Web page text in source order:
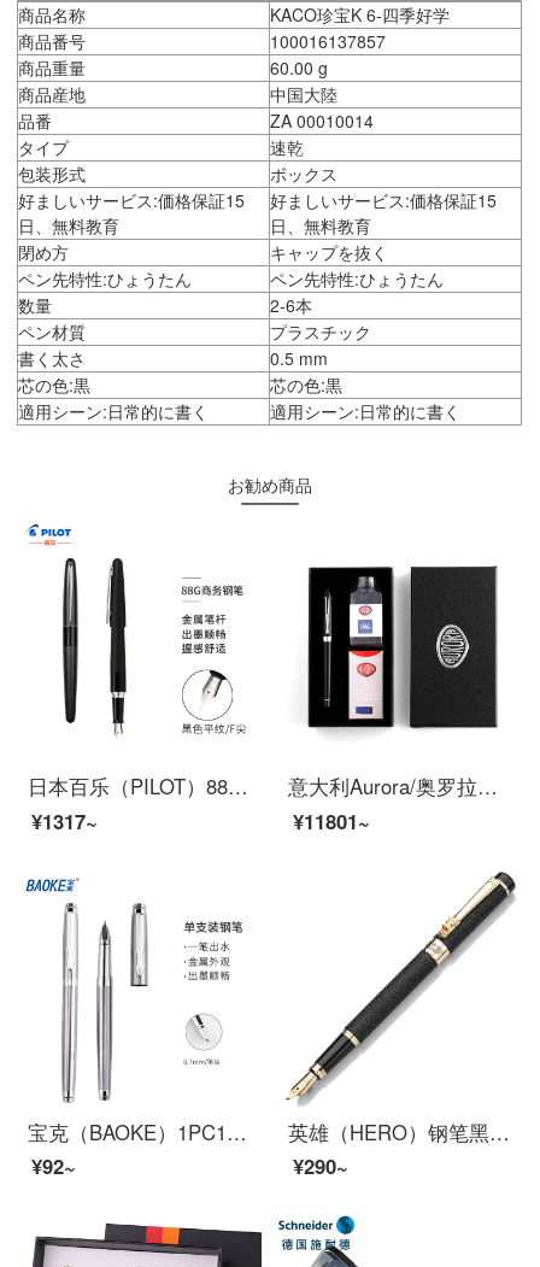
商品名称
KACO珍宝K 6-四季好学
商品番号
100016137857
商品重量
60.00 g
商品産地
中国大陸
品番
ZA 00010014
タイプ
速乾
包装形式
ボックス
好ましいサービス:価格保証15
日、無料教育
好ましいサービス:価格保証15
日、無料教育
閉め方
キャップを抜く
ペン先特性:ひょうたん
ペン先特性:ひょうたん
数量
2-6本
ペン材質
プラスチック
書く太さ
0.5 mm
芯の色:黒
芯の色:黒
適用シーン:日常的に書く
適用シーン:日常的に書く
お勧め商品
日本百乐（PILOT）88G钢笔学生书法练字笔 商务签字笔（含旋转上墨器）金属笔杆 黑色平纹 F尖
¥1317~
意大利Aurora/奥罗拉钢笔Ipsilon意普西伦B1214K金笔商务送礼成人男士签字定制LOGO 黑杆白夹墨水礼盒套装 F
¥11801~
宝克（BAOKE）1PC116 0.7mm绅宝签名笔 钢笔 墨水笔 学生练字笔
¥92~
英雄（HERO）钢笔黑绒砂铱金钢笔美工笔明尖 6006
¥290~